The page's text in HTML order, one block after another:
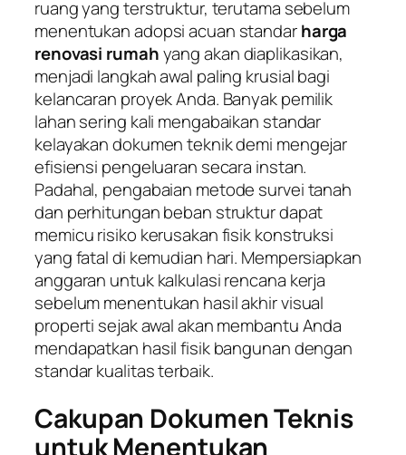
ruang yang terstruktur, terutama sebelum
menentukan adopsi acuan standarharga
renovasi rumahyang akan diaplikasikan,
menjadi langkah awal paling krusial bagi
kelancaran proyek Anda. Banyak pemilik
lahan sering kali mengabaikan standar
kelayakan dokumen teknik demi mengejar
efisiensi pengeluaran secara instan.
Padahal, pengabaian metode survei tanah
dan perhitungan beban struktur dapat
memicu risiko kerusakan fisik konstruksi
yang fatal di kemudian hari. Mempersiapkan
anggaran untuk kalkulasi rencana kerja
sebelum menentukan hasil akhir visual
properti sejak awal akan membantu Anda
mendapatkan hasil fisik bangunan dengan
standar kualitas terbaik.
Cakupan Dokumen Teknis
untuk Menentukan